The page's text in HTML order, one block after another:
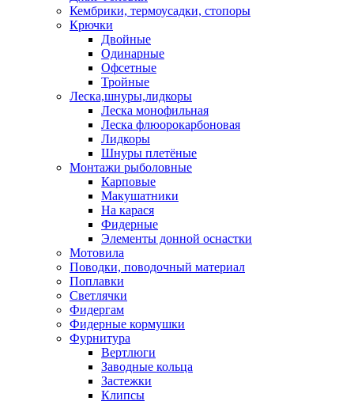
Кембрики, термоусадки, стопоры
Крючки
Двойные
Одинарные
Офсетные
Тройные
Леска,шнуры,лидкоры
Леска монофильная
Леска флюорокарбоновая
Лидкоры
Шнуры плетёные
Монтажи рыболовные
Карповые
Макушатники
На карася
Фидерные
Элементы донной оснастки
Мотовила
Поводки, поводочный материал
Поплавки
Светлячки
Фидергам
Фидерные кормушки
Фурнитура
Вертлюги
Заводные кольца
Застежки
Клипсы